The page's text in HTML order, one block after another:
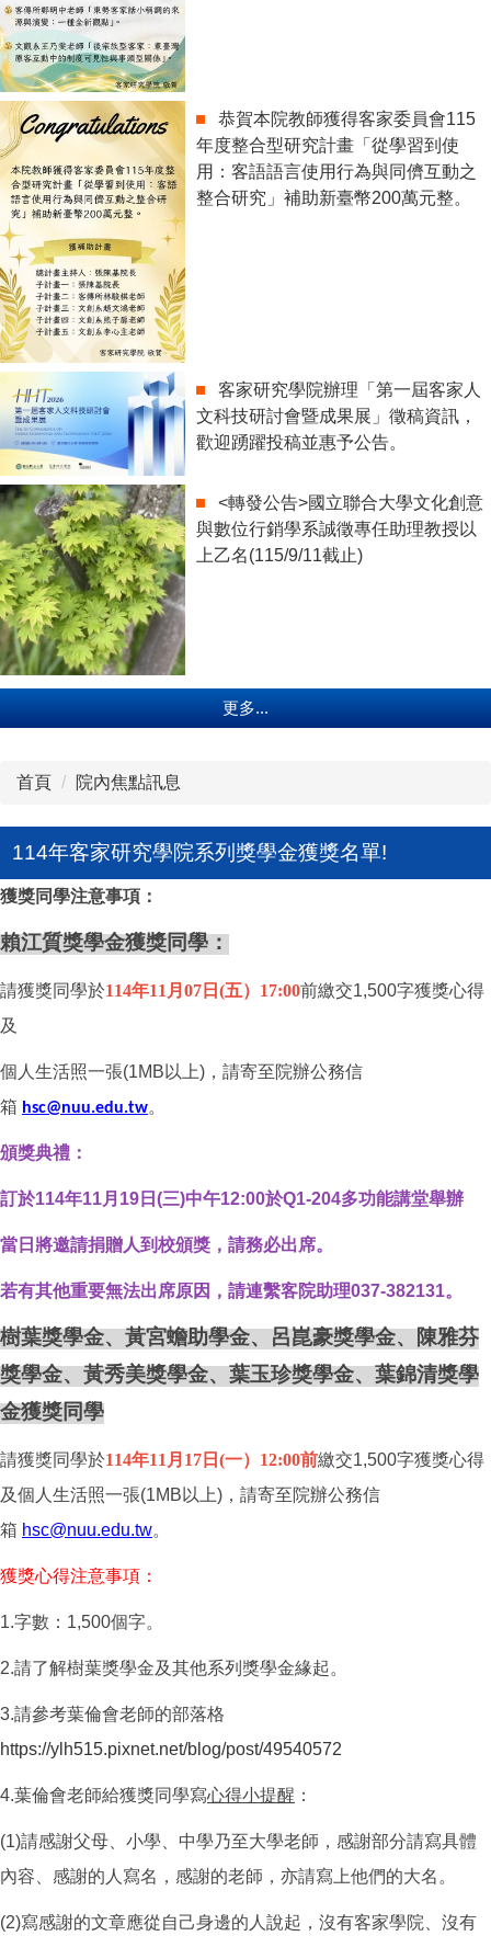
恭賀本院教師獲得客家委員會115
年度整合型研究計畫「從學習到使
用：客語語言使用行為與同儕互動之
整合研究」補助新臺幣200萬元整。
客家研究學院辦理「第一屆客家人
文科技研討會暨成果展」徵稿資訊，
歡迎踴躍投稿並惠予公告。
<轉發公告>國立聯合大學文化創意
與數位行銷學系誠徵專任助理教授以
上乙名(115/9/11截止)
更多...
首頁 院內焦點訊息
114年客家研究學院系列獎學金獲獎名單!
獲獎同學注意事項：
賴江質獎學金獲獎同學：
請獲獎同學於114年11 月 07 日 (五） 17:00前繳交1,500字獲獎心得
及
個人生活照一張(1MB以上)，請寄至院辦公務信
箱 hsc@nuu.edu.tw。
頒獎典禮：
訂於114年11月19日(三)中午12:00於Q1-204多功能講堂舉辦
當日將邀請捐贈人到校頒獎，請務必出席。
若有其他重要無法出席原因，請連繫客院助理037-382131。
樹葉獎學金、黃宮蟾助學金、呂崑豪獎學金、陳雅芬
獎學金、黃秀美獎學金、葉玉珍獎學金、葉錦清獎學
金獲獎同學
請獲獎同學於114年11月17日(一）12:00前繳交1,500字獲獎心得
及個人生活照一張(1MB以上)，請寄至院辦公務信
箱 hsc@nuu.edu.tw。
獲獎心得注意事項：
1.字數：1,500個字。
2.請了解樹葉獎學金及其他系列獎學金緣起。
3.請參考葉倫會老師的部落格
https://ylh515.pixnet.net/blog/post/49540572
4.葉倫會老師給獲獎同學寫心得小提醒 ：
(1)請感謝父母、小學、中學乃至大學老師，感謝部分請寫具體
內容、感謝的人寫名，感謝的老師，亦請寫上他們的大名。
(2)寫感謝的文章應從自己身邊的人說起，沒有客家學院、沒有